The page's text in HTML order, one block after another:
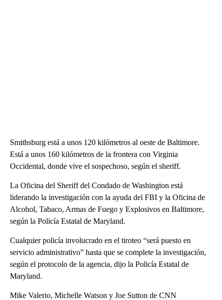
Smithsburg está a unos 120 kilómetros al oeste de Baltimore.
Está a unos 160 kilómetros de la frontera con Virginia
Occidental, donde vive el sospechoso, según el sheriff.
La Oficina del Sheriff del Condado de Washington está
liderando la investigación con la ayuda del FBI y la Oficina de
Alcohol, Tabaco, Armas de Fuego y Explosivos en Baltimore,
según la Policía Estatal de Maryland.
Cualquier policía involucrado en el tiroteo “será puesto en
servicio administrativo” hasta que se complete la investigación,
según el protocolo de la agencia, dijo la Policía Estatal de
Maryland.
Mike Valerio, Michelle Watson y Joe Sutton de CNN